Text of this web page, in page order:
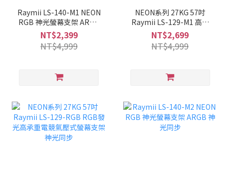
Raymii LS-140-M1 NEON
RGB 神光螢幕支架 ARGB
神光同步
NT$2,399
NT$4,999
NEON系列 27KG 57吋
Raymii LS-129-M1 高承
重電競氣壓式螢幕支架
NT$2,699
NT$4,999